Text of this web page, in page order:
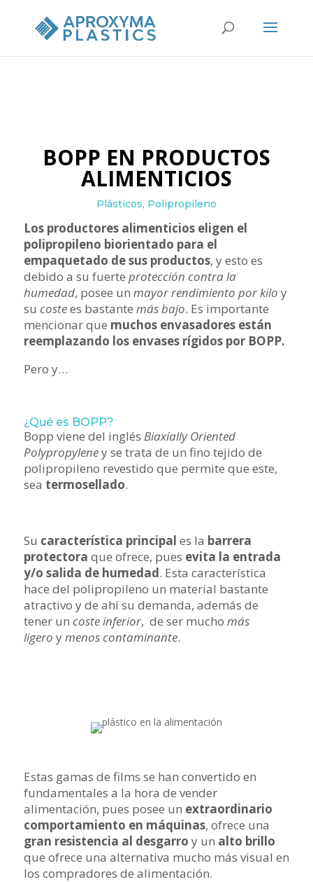
BOPP EN PRODUCTOS
ALIMENTICIOS
Plásticos, Polipropileno
Los productores alimenticios eligen el
polipropileno biorientado para el
empaquetado de sus productos, y esto es
debido a su fuerte protección contra la
humedad, posee un mayor rendimiento por kilo y
su costees bastante más bajo. Es importante
mencionar que muchos envasadores están
reemplazando los envases rígidos por BOPP.
Pero y…
¿Qué es BOPP?
Bopp viene del inglés Biaxially Oriented
Polypropyleney se trata de un fino tejido de
polipropileno revestido que permite que este,
sea termosellado.
Su característica principal es la barrera
protectora que ofrece, pues evita la entrada
y/o salida de humedad. Esta característica
hace del polipropileno un material bastante
atractivo y de ahí su demanda, además de
tener un coste inferior, de ser mucho más
ligero ymenos contaminante.
Estas gamas de films se han convertido en
fundamentales a la hora de vender
alimentación, pues posee un extraordinario
comportamiento en máquinas, ofrece una
gran resistencia al desgarro y un alto brillo
que ofrece una alternativa mucho más visual en
los compradores de alimentación.